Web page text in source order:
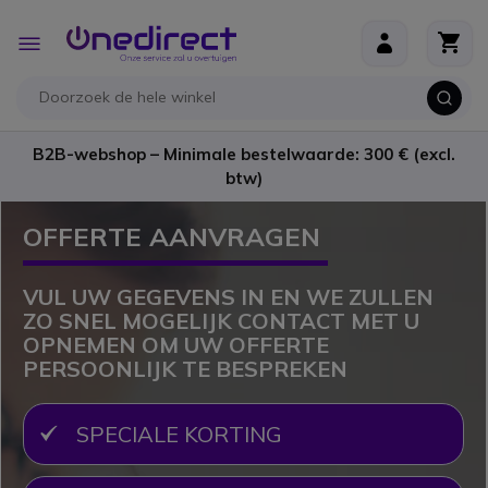
Toggle
Nav
B2B-webshop – Minimale bestelwaarde: 300 € (excl.
btw)
OFFERTE AANVRAGEN
VUL UW GEGEVENS IN EN WE ZULLEN
ZO SNEL MOGELIJK CONTACT MET U
OPNEMEN OM UW OFFERTE
PERSOONLIJK TE BESPREKEN
SPECIALE KORTING